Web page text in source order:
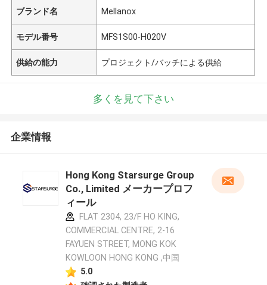
ブランド名 Mellanox
モデル番号 MFS1S00-H020V
供給の能力 プロジェクト/バッチによる供給
多くを見て下さい
企業情報
Hong Kong Starsurge Group
Co., Limited メーカープロフ
ィール
FLAT 2304, 23/F HO KING,
COMMERCIAL CENTRE, 2-16
FAYUEN STREET, MONG KOK
KOWLOON HONG KONG ,中国
5.0